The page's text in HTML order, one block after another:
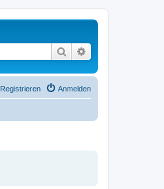
Suche
Anmelden
Registrieren